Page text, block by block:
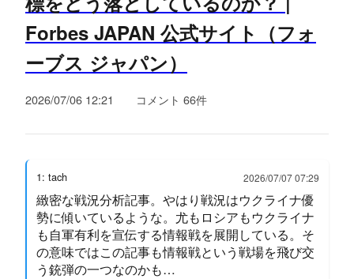
Forbes JAPAN 公式サイト（フォ
ーブス ジャパン）
2026/07/06 12:21 コメント 66件
1: tach 2026/07/07 07:29
緻密な戦況分析記事。やはり戦況はウクライナ優
勢に傾いているような。尤もロシアもウクライナ
も自軍有利を宣伝する情報戦を展開している。そ
の意味ではこの記事も情報戦という戦場を飛び交
う銃弾の一つなのかも…